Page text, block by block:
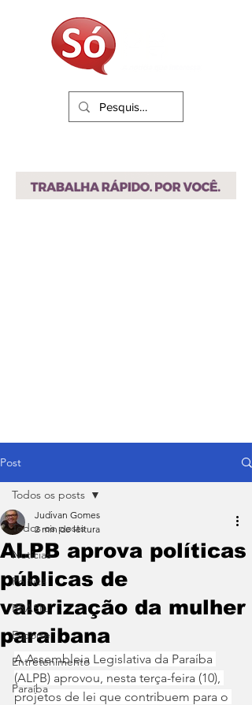
Post
Todos os posts
Notícias
Política
BRASIL
Esporte
Entretenimento
Paraíba
Todos os posts
ALPB aprova políticas
públicas de
valorização da mulher
paraibana
Judivan Gomes
2 min de leitura
A Assembleia Legislativa da Paraíba
(ALPB) aprovou, nesta terça-feira (10),
projetos de lei que contribuem para o